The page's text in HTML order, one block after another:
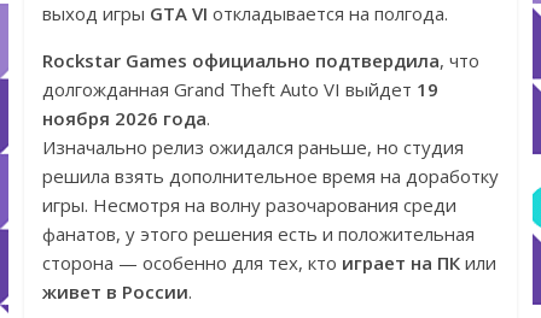
выход игры GTA VI откладывается на полгода.
Rockstar Games официально подтвердила, что
долгожданная Grand Theft Auto VI выйдет 19
ноября 2026 года.
Изначально релиз ожидался раньше, но студия
решила взять дополнительное время на доработку
игры. Несмотря на волну разочарования среди
фанатов, у этого решения есть и положительная
сторона — особенно для тех, кто играет на ПКили
живет в России.